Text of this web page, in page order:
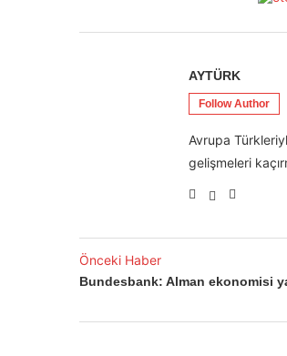
AYTÜRK
Follow Author
Avrupa
gelişmeleri
Önceki Haber
Bundesbank: Alman ekonomisi